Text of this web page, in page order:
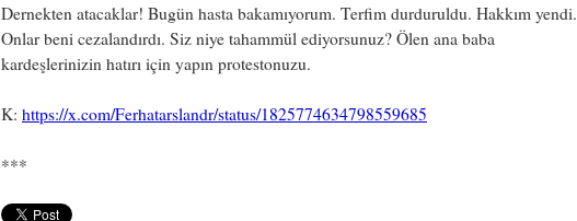
Dernekten atacaklar! Bugün hasta bakamıyorum. Terfim durduruldu. Hakkım yendi.
Onlar beni cezalandırdı. Siz niye tahammül ediyorsunuz? Ölen ana baba
kardeşlerinizin hatırı için yapın protestonuzu.
K: https://x.com/Ferhatarslandr/status/1825774634798559685
***